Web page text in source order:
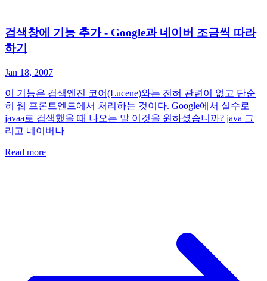
검색창에 기능 추가 - Google과 네이버 조금씩 따라
하기
Jan 18, 2007
이 기능은 검색엔진 코어(Lucene)와는 전혀 관련이 없고 단순
히 웹 프론트엔드에서 처리하는 것이다. Google에서 실수로
javaa로 검색했을 때 나오는 말 이것을 원하셨습니까? java 그
리고 네이버나
Read more